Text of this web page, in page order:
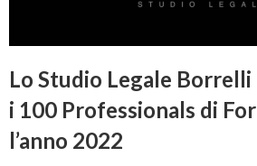
Lo Studio Legale
i 100 Professionals di
l’anno 2022